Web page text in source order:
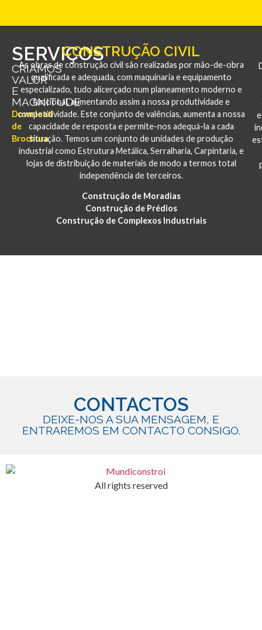
SERVIÇOS
CRIAMOS
VALOR
E
MAGNITUDE
Download
de
Brochura
CONSTRUÇÃO CIVIL
As obras de construção civil são realizadas por mão-de-obra
qualificada e adequada, com maquinaria e equipamento
especializado, tudo alicerçado num planeamento moderno e
funcional, aumentando assim a nossa produtividade e
competitividade. Este conjunto de valências, aumenta a nossa
capacidade de resposta e permite-nos adequá-la a cada
situação. Temos um conjunto de unidades de produção
industrial como Estrutura Metálica, Serralharia, Carpintaria, e
lojas de distribuição de materiais de modo a termos total
independência de terceiros.
Construção de Moradias
Construção de Prédios
Construção de Complexos Industriais
CONTACTOS
DEIXE-NOS A SUA MENSAGEM, E
ENTRAREMOS EM CONTACTO CONSIGO.
All rights reserved